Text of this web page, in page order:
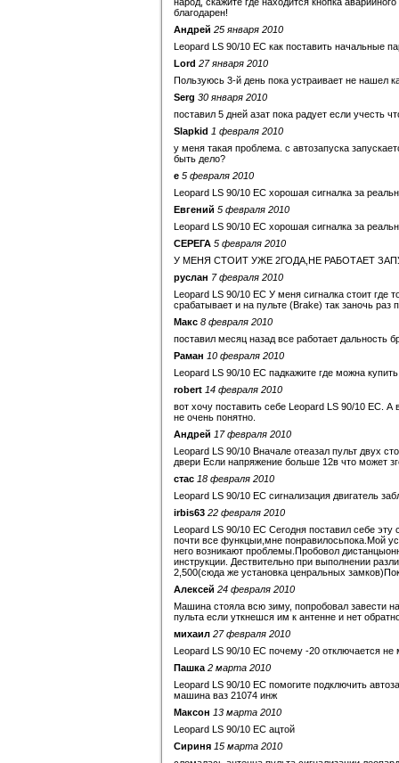
благодарен!
Андрей 25 января 2010
Leopard LS 90/10 EC как поставить начальные
Lord 27 января 2010
Пользуюсь 3-й день пока устраивает не нашел
Serg 30 января 2010
поставил 5 дней азат пока радует если учесть
Slapkid 1 февраля 2010
у меня такая проблема. с автозапуска
быть дело?
е 5 февраля 2010
Leopard LS 90/10 EC хорошая сигналка за
Евгений 5 февраля 2010
Leopard LS 90/10 EC хорошая сигналка за
СЕРЕГА 5 февраля 2010
У МЕНЯ СТОИТ УЖЕ 2ГОДА,НЕ РАБОТАЕТ
руслан 7 февраля 2010
Leopard LS 90/10 EC У меня сигналка стоит где
срабатывает и на пульте (Brake) так заночь раз
Макс 8 февраля 2010
поставил месяц назад все работает дальность
Раман 10 февраля 2010
Leopard LS 90/10 EC падкажите где можна
robert 14 февраля 2010
вот хочу поставить себе Leopard LS 90/10 EC.
не очень понятно.
Андрей 17 февраля 2010
Leopard LS 90/10 Вначале отеазал пульт двух
двери Если напряжение больше 12в что может
стас 18 февраля 2010
Leopard LS 90/10 EC сигнализация двигатель
irbis63 22 февраля 2010
Leopard LS 90/10 EC Сегодня поставил себе
почти все функцыи,мне понравилосьпока.Мой
него возникают проблемы.Пробовол
инструкции. Дествительно при выполнении
2,500(сюда же установка ценральных
Алексей 24 февраля 2010
Машина стояла всю зиму, попробовал завести
пульта если уткнешся им к антенне и нет
михаил 27 февраля 2010
Leopard LS 90/10 EC почему -20 отключается не
Пашка 2 марта 2010
Leopard LS 90/10 EC помогите подключить
машина ваз 21074 инж
Максон 13 марта 2010
Leopard LS 90/10 EC ацтой
Сириня 15 марта 2010